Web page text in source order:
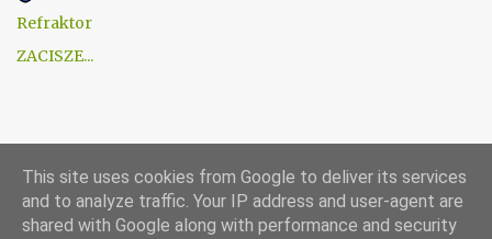
Refraktor
ZACISZE...
This site uses cookies from Google to deliver its services
and to analyze traffic. Your IP address and user-agent are
shared with Google along with performance and security